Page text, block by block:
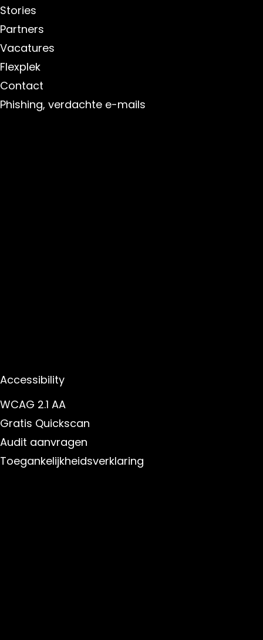
Stories
Partners
Vacatures
Flexplek
Contact
Phishing, verdachte e-mails
Accessibility
WCAG 2.1 AA
Gratis Quickscan
Audit aanvragen
Toegankelijkheidsverklaring